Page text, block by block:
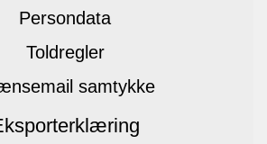
Persondata
Toldregler
samtykke